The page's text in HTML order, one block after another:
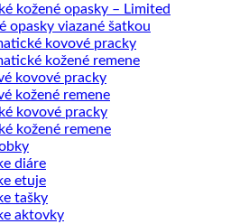
kožené opasky – Limited
opasky viazané šatkou
kovové pracky
kožené remene
kovové pracky
kožené remene
kovové pracky
kožené remene
diáre
etuje
tašky
aktovky